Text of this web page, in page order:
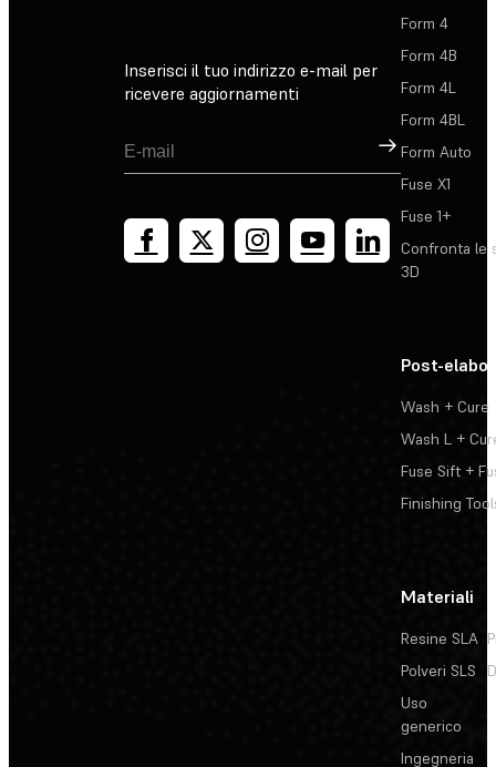
Inserisci il tuo indirizzo e-mail per
ricevere aggiornamenti
Registrati
Form 4
Form 4B
Form 4L
Form 4BL
Form Auto
Fuse X1
Fuse 1+
Confronta le
3D
Post-
Wash + Cure
Wash L +
Fuse Sift +
Finishing
Materiali
Resine SLA
Polveri SLS
Uso
generico
Ingegneria